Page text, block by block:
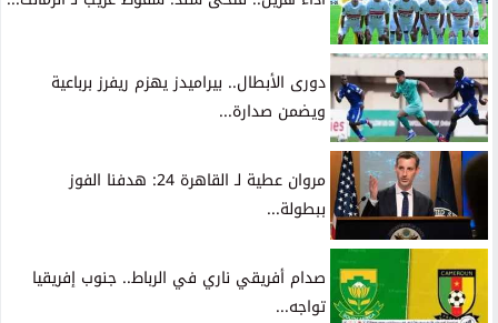
دورى الأبطال.. بيراميدز يهزم ريفرز برباعية
ويضمن صدارة...
مروان عطية لـ القاهرة 24: هدفنا الفوز
ببطولة...
صدام أفريقي ناري في الرباط.. جنوب إفريقيا
تواجه...